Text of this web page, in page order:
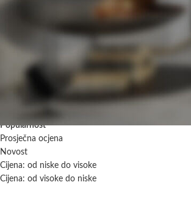
RAZVRSTAJ PREMA:
Popularnost
Prosječna ocjena
Novost
Cijena: od niske do visoke
Cijena: od visoke do niske